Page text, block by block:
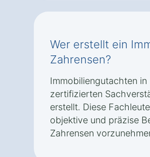
Wer erstellt ein
Zahrensen?
Immobiliengutachten
zertifizierten
erstellt. Diese
objektive und präzise
Zahrensen